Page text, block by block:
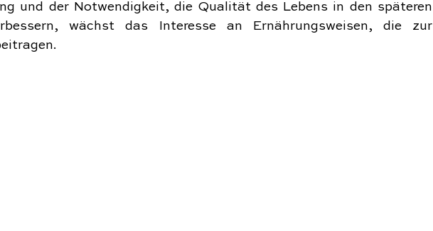
und der Notwendigkeit, die Qualität des Lebens in den späteren
wächst das Interesse an Ernährungsweisen, die zur